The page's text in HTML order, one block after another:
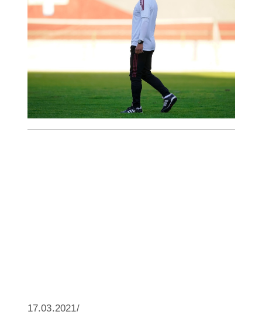
Estrellas.
17.03.2021/